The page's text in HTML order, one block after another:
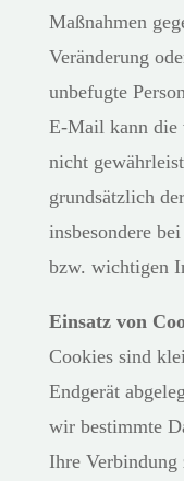
Maßnahmen
Veränderung
unbefugte
E-Mail kann die
nicht
grundsätzlich
insbesondere
bzw. wichtigen
Einsatz von
Cookies sind
Endgerät
wir bestimmte
Ihre Verbindung